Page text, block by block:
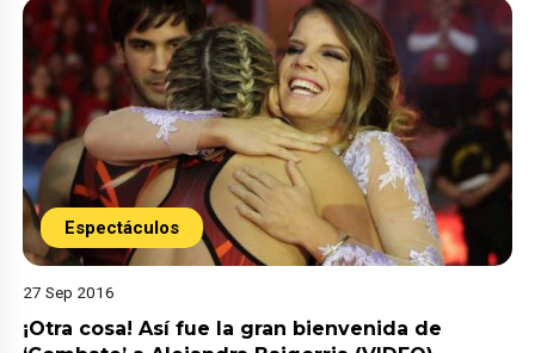
Espectáculos
27 Sep 2016
¡Otra cosa! Así fue la gran bienvenida de